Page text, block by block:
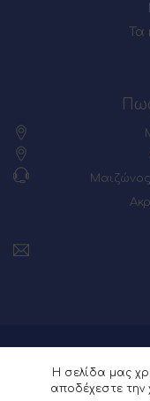
Η σελίδα μας
αποδέχεστε την